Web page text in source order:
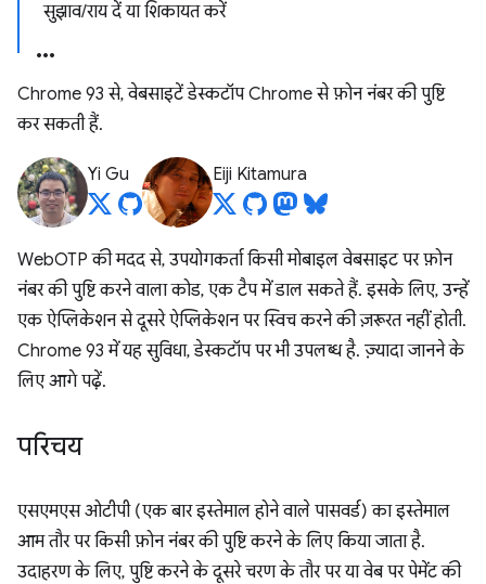
सुझाव/राय दें या शिकायत करें
Chrome 93 से, वेबसाइटें डेस्कटॉप Chrome से फ़ोन नंबर की पुष्टि
कर सकती हैं.
Yi Gu Eiji Kitamura
WebOTP की मदद से, उपयोगकर्ता किसी मोबाइल वेबसाइट पर फ़ोन
नंबर की पुष्टि करने वाला कोड, एक टैप में डाल सकते हैं. इसके लिए, उन्हें
एक ऐप्लिकेशन से दूसरे ऐप्लिकेशन पर स्विच करने की ज़रूरत नहीं होती.
Chrome 93 में यह सुविधा, डेस्कटॉप पर भी उपलब्ध है. ज़्यादा जानने के
लिए आगे पढ़ें.
परिचय
एसएमएस ओटीपी (एक बार इस्तेमाल होने वाले पासवर्ड) का इस्तेमाल
आम तौर पर किसी फ़ोन नंबर की पुष्टि करने के लिए किया जाता है.
उदाहरण के लिए, पुष्टि करने के दूसरे चरण के तौर पर या वेब पर पेमेंट की